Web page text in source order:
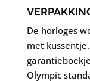
De horloges
met
Olympic